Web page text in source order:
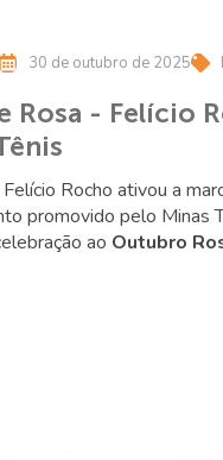
30 de outubro de 2025
Rosa - Felício
Rocho ativou a
promovido pelo Minas
ao Outubro